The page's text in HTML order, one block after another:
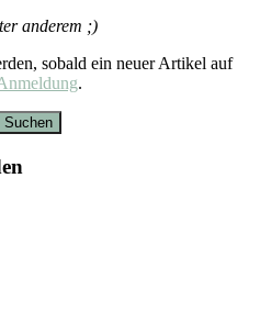
anderem ;)
sobald ein neuer Artikel auf
.